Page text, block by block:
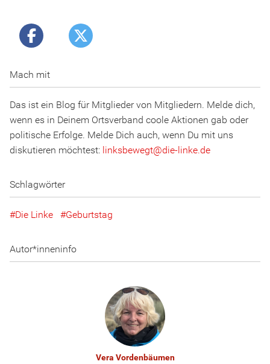
Mach mit
Das ist ein Blog für Mitglieder von Mitgliedern. Melde dich,
wenn es in Deinem Ortsverband coole Aktionen gab oder
politische Erfolge. Melde Dich auch, wenn Du mit uns
diskutieren möchtest: linksbewegt@die-l inke.de
Schlagwörter
Die Linke Geburtstag
Autor*inneninfo
Vera Vordenbäumen